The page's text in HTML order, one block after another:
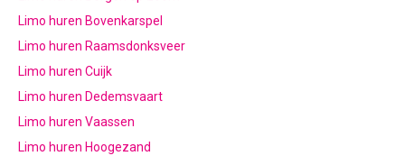
Limo huren Bovenkarspel
Limo huren Raamsdonksveer
Limo huren Cuijk
Limo huren Dedemsvaart
Limo huren Vaassen
Limo huren Hoogezand